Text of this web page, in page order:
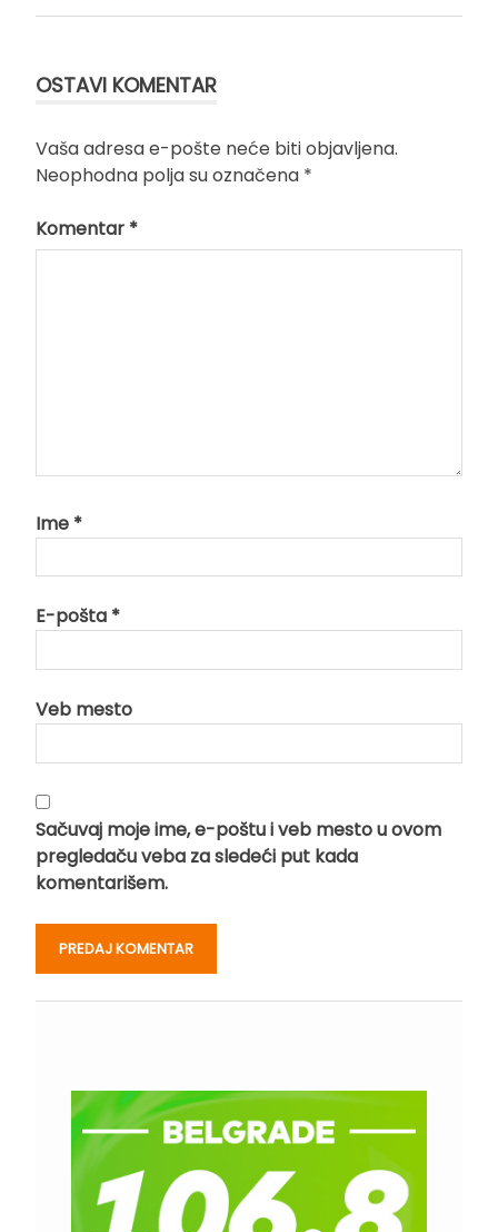
OSTAVI KOMENTAR
Vaša adresa e-pošte neće biti objavljena.
Neophodna polja su označena *
Komentar *
Ime *
E-pošta *
Veb mesto
Sačuvaj moje ime, e-poštu i veb mesto u ovom
pregledaču veba za sledeći put kada
komentarišem.